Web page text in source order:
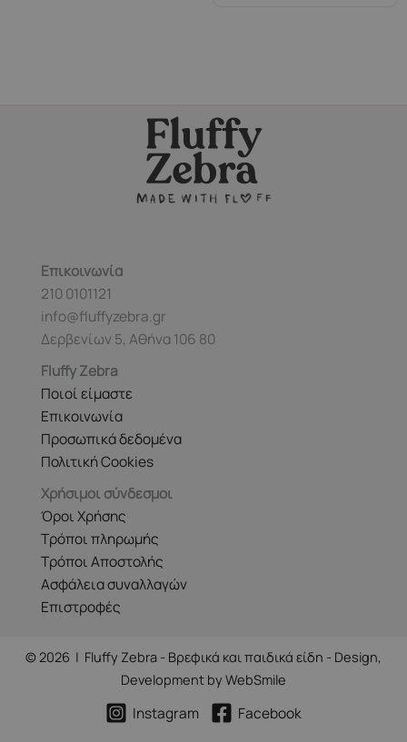
Επικοινωνία
210 0101121
info@fluffyzebra.gr
Δερβενίων 5, Αθήνα 106 80
Fluffy Zebra
Ποιοί είμαστε
Επικοινωνία
Προσωπικά δεδομένα
Πολιτική Cookies
Χρήσιμοι σύνδεσμοι
Όροι Χρήσης
Τρόποι πληρωμής
Τρόποι Αποστολής
Ασφάλεια συναλλαγών
Επιστροφές
© 2026 | Fluffy Zebra - Βρεφικά και παιδικά είδη - Design,
Development byWebSmile
Instagram Facebook